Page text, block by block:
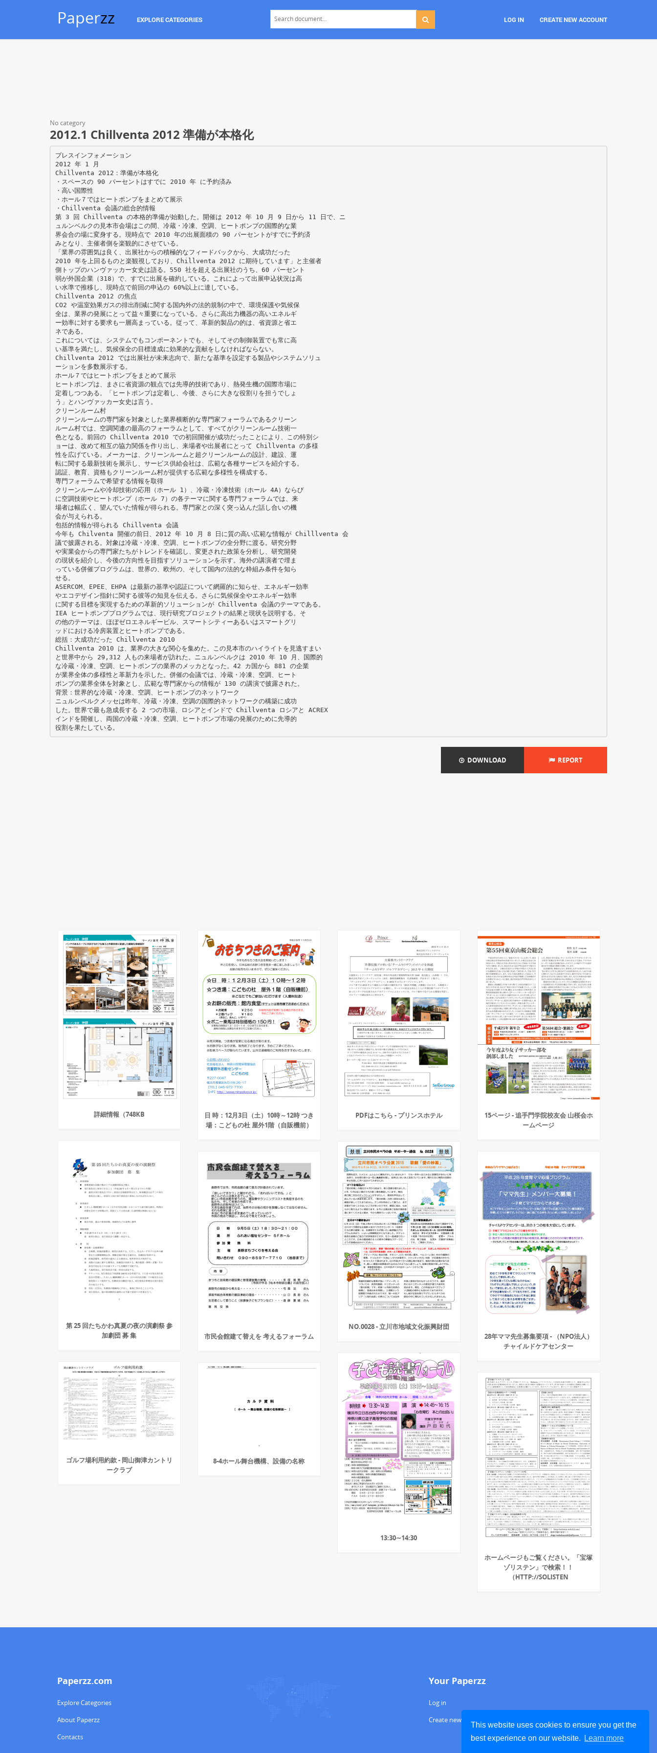
This website uses cookies to ensure you get the
best experience on our website.
Learn more
Paperzz EXPLORE CATEGORIES LOG IN CREATE NEW ACCOUNT
No category
2012.1 Chillventa 2012 準備が本格化
プレスインフォメーション
2012 年 1 月
Chillventa 2012：準備が本格化
・スペースの 90 パーセントはすでに 2010 年 に予約済み
・高い国際性
・ホール７ではヒートポンプをまとめて展示
・Chillventa 会議の総合的情報
第 3 回 Chillventa の本格的準備が始動した。開催は 2012 年 10 月 9 日から 11 日で、ニ
ュルンベルクの見本市会場はこの間、冷蔵・冷凍、空調、ヒートポンプの国際的な業
界会合の場に変身する。現時点で 2010 年の出展面積の 90 パーセントがすでに予約済
みとなり、主催者側を楽観的にさせている。
「業界の雰囲気は良く、出展社からの積極的なフィードバックから、大成功だった
2010 年を上回るものと楽観視しており、Chillventa 2012 に期待しています」と主催者
側トップのハンヴァッカー女史は語る。550 社を超える出展社のうち、60 パーセント
弱が外国企業（318）で、すでに出展を確約している。これによって出展申込状況は高
い水準で推移し、現時点で前回の申込の 60%以上に達している。
Chillventa 2012 の焦点
CO2 や温室効果ガスの排出削減に関する国内外の法的規制の中で、環境保護や気候保
全は、業界の発展にとって益々重要になっている。さらに高出力機器の高いエネルギ
ー効率に対する要求も一層高まっている。従って、革新的製品の的は、省資源と省エ
ネである。
これについては、システムでもコンポーネントでも、そしてその制御装置でも常に高
い基準を満たし、気候保全の目標達成に効果的な貢献をしなければならない。
Chillventa 2012 では出展社が未来志向で、新たな基準を設定する製品やシステムソリュ
ーションを多数展示する。
ホール７ではヒートポンプをまとめて展示
ヒートポンプは、まさに省資源の観点では先導的技術であり、熱発生機の国際市場に
定着しつつある。「ヒートポンプは定着し、今後、さらに大きな役割りを担うでしょ
う」とハンヴァッカー女史は言う。
クリーンルーム村
クリーンルームの専門家を対象とした業界横断的な専門家フォーラムであるクリーン
ルーム村では、空調関連の最高のフォーラムとして、すべてがクリーンルーム技術一
色となる。前回の Chillventa 2010 での初回開催が成功だったことにより、この特別シ
ョーは、改めて相互の協力関係を作り出し、来場者や出展者にとって Chillventa の多様
性を広げている。メーカーは、クリーンルームと超クリーンルームの設計、建設、運
転に関する最新技術を展示し、サービス供給会社は、広範な各種サービスを紹介する。
認証、教育、資格もクリーンルーム村が提供する広範な多様性を構成する。
専門フォーラムで希望する情報を取得
クリーンルームや冷却技術の応用（ホール 1）、冷蔵・冷凍技術（ホール 4A）ならび
に空調技術やヒートポンプ（ホール 7）の各テーマに関する専門フォーラムでは、来
場者は幅広く、望んでいた情報が得られる。専門家との深く突っ込んだ話し合いの機
会が与えられる。
包括的情報が得られる Chillventa 会議
今年も Chilventa 開催の前日、2012 年 10 月 8 日に質の高い広範な情報が Chilllventa 会
議で披露される。対象は冷蔵・冷凍、空調、ヒートポンプの全分野に渡る。研究分野
や実業会からの専門家たちがトレンドを確認し、変更された政策を分析し、研究開発
の現状を紹介し、今後の方向性を目指すソリューションを示す。海外の講演者で埋ま
っている併催プログラムは、世界の、欧州の、そして国内の法的な枠組み条件を知ら
せる。
ASERCOM、EPEE、EHPA は最新の基準や認証について網羅的に知らせ、エネルギー効率
やエコデザイン指針に関する彼等の知見を伝える。さらに気候保全やエネルギー効率
に関する目標を実現するための革新的ソリューションが Chillventa 会議のテーマである。
IEA ヒートポンププログラムでは、現行研究プロジェクトの結果と現状を説明する。そ
の他のテーマは、ほぼゼロエネルギービル、スマートシティーあるいはスマートグリ
ッドにおける冷房装置とヒートポンプである。
総括：大成功だった Chillventa 2010
Chillventa 2010 は、業界の大きな関心を集めた。この見本市のハイライトを見逃すまい
と世界中から 29,312 人もの来場者が訪れた。ニュルンベルクは 2010 年 10 月、国際的
な冷蔵・冷凍、空調、ヒートポンプの業界のメッカとなった。42 カ国から 881 の企業
が業界全体の多様性と革新力を示した。併催の会議では、冷蔵・冷凍、空調、ヒート
ポンプの業界全体を対象とし、広範な専門家からの情報が 130 の講演で披露された。
背景：世界的な冷蔵・冷凍、空調、ヒートポンプのネットワーク
ニュルンベルクメッセは昨年、冷蔵・冷凍、空調の国際的ネットワークの構築に成功
した。世界で最も急成長する 2 つの市場、ロシアとインドで Chillventa ロシアと ACREX
インドを開催し、両国の冷蔵・冷凍、空調、ヒートポンプ市場の発展のために先導的
DOWNLOAD REPORT
詳細情報（748KB
日 時：12月3日（土）10時～12時 つき
場：こどもの杜 屋外1階（自販機前）
PDFはこちら - プリンスホテル
15ページ - 追手門学院校友会 山桜会ホ
ームページ
第 25 回たちかわ真夏の夜の演劇祭 参
加劇団 募 集
NO.0028 - 立川市地域文化振興財団
市民会館建て替えを 考えるフォーラム
28年ママ先生募集要項 - （NPO法人）
チャイルドケアセンター
13:30∼14:30
ゴルフ場利用約款 - 岡山御津カントリ
ークラブ
8-4ホール舞台機構、設備の名称
ホームページもご覧ください。「宝塚
ゾリステン」で検索！！
（HTTP://SOLISTEN
Paperzz.com
Explore Categories
About Paperzz
Contacts
Your Paperzz
Log in
Create new account